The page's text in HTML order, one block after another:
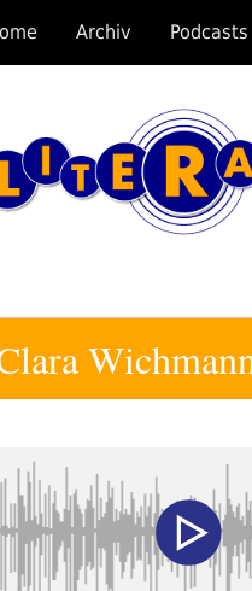
Archiv Podcasts